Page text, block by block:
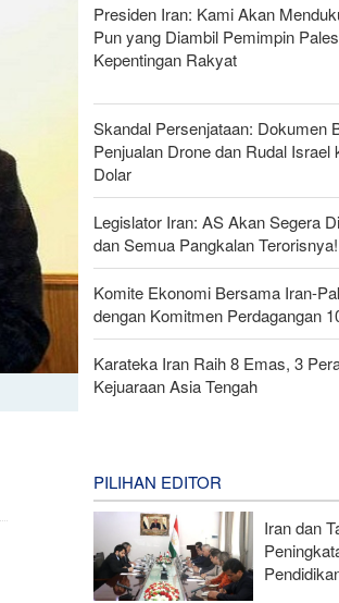
Presiden Iran: Kami Akan
Pun yang Diambil Pemimpin
Kepentingan Rakyat
Skandal Persenjataan: Dokumen
Penjualan Drone dan Rudal Israel
Dolar
Legislator Iran: AS Akan Segera
dan Semua Pangkalan Terorisnya!
Komite Ekonomi Bersama Iran-
dengan Komitmen Perdagangan
Karateka Iran Raih 8 Emas, 3
Kejuaraan Asia Tengah
PILIHAN EDITOR
Iran dan